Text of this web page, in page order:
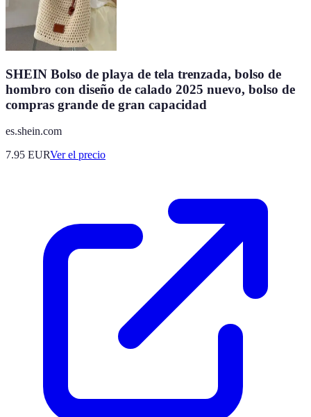
SHEIN Bolso de playa de tela trenzada, bolso de
hombro con diseño de calado 2025 nuevo, bolso de
compras grande de gran capacidad
es.shein.com
7.95 EURVer el precio